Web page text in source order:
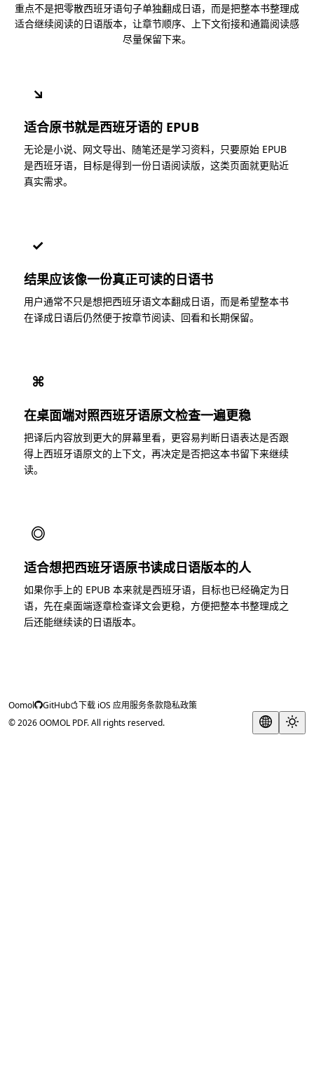
重点不是把零散西班牙语句子单独翻成日语，而是把整本书整理成
适合继续阅读的日语版本，让章节顺序、上下文衔接和通篇阅读感
尽量保留下来。
↘
适合原书就是西班牙语的 EPUB
无论是小说、网文导出、随笔还是学习资料，只要原始 EPUB
是西班牙语，目标是得到一份日语阅读版，这类页面就更贴近
真实需求。
✓
结果应该像一份真正可读的日语书
用户通常不只是想把西班牙语文本翻成日语，而是希望整本书
在译成日语后仍然便于按章节阅读、回看和长期保留。
⌘
在桌面端对照西班牙语原文检查一遍更稳
把译后内容放到更大的屏幕里看，更容易判断日语表达是否跟
得上西班牙语原文的上下文，再决定是否把这本书留下来继续
读。
◎
适合想把西班牙语原书读成日语版本的人
如果你手上的 EPUB 本来就是西班牙语，目标也已经确定为日
语，先在桌面端逐章检查译文会更稳，方便把整本书整理成之
后还能继续读的日语版本。
Oomol GitHub 下载 iOS 应用服务条款隐私政策
© 2026 OOMOL PDF. All rights reserved.